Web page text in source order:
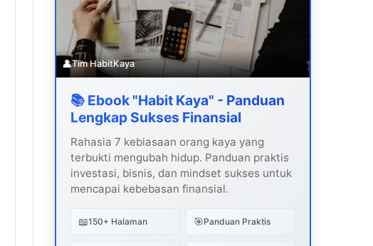
👤Tim HabitKaya
📚 Ebook "Habit Kaya" - Panduan
Lengkap Sukses Finansial
Rahasia 7 kebiasaan orang kaya yang
terbukti mengubah hidup. Panduan praktis
investasi, bisnis, dan mindset sukses untuk
mencapai kebebasan finansial.
📖150+ Halaman 🎯Panduan Praktis